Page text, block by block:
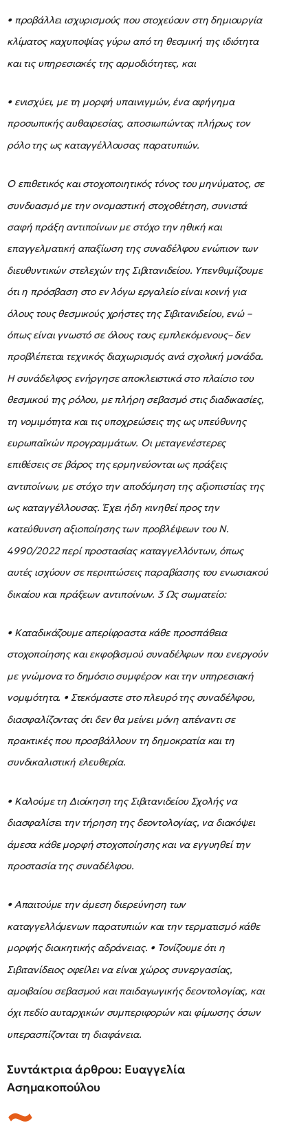
• προβάλλει ισχυρισμούς που στοχεύουν στη δημιουργία
κλίματος καχυποψίας γύρω από τη θεσμική της ιδιότητα
και τις υπηρεσιακές της αρμοδιότητες, και
• ενισχύει, με τη μορφή υπαινιγμών, ένα αφήγημα
προσωπικής αυθαιρεσίας, αποσιωπώντας πλήρως τον
ρόλο της ως καταγγέλλουσας παρατυπιών.
Ο επιθετικός και στοχοποιητικός τόνος του μηνύματος, σε
συνδυασμό με την ονομαστική στοχοθέτηση, συνιστά
σαφή πράξη αντιποίνων με στόχο την ηθική και
επαγγελματική απαξίωση της συναδέλφου ενώπιον των
διευθυντικών στελεχών της Σιβιτανιδείου. Υπενθυμίζουμε
ότι η πρόσβαση στο εν λόγω εργαλείο είναι κοινή για
όλους τους θεσμικούς χρήστες της Σιβιτανιδείου, ενώ –
όπως είναι γνωστό σε όλους τους εμπλεκόμενους– δεν
προβλέπεται τεχνικός διαχωρισμός ανά σχολική μονάδα.
Η συνάδελφος ενήργησε αποκλειστικά στο πλαίσιο του
θεσμικού της ρόλου, με πλήρη σεβασμό στις διαδικασίες,
τη νομιμότητα και τις υποχρεώσεις της ως υπεύθυνης
ευρωπαϊκών προγραμμάτων. Οι μεταγενέστερες
επιθέσεις σε βάρος της ερμηνεύονται ως πράξεις
αντιποίνων, με στόχο την αποδόμηση της αξιοπιστίας της
ως καταγγέλλουσας. Έχει ήδη κινηθεί προς την
κατεύθυνση αξιοποίησης των προβλέψεων του Ν.
4990/2022 περί προστασίας καταγγελλόντων, όπως
αυτές ισχύουν σε περιπτώσεις παραβίασης του ενωσιακού
δικαίου και πράξεων αντιποίνων. 3 Ως σωματείο:
• Καταδικάζουμε απερίφραστα κάθε προσπάθεια
στοχοποίησης και εκφοβισμού συναδέλφων που ενεργούν
με γνώμονα το δημόσιο συμφέρον και την υπηρεσιακή
νομιμότητα. • Στεκόμαστε στο πλευρό της συναδέλφου,
διασφαλίζοντας ότι δεν θα μείνει μόνη απέναντι σε
πρακτικές που προσβάλλουν τη δημοκρατία και τη
συνδικαλιστική ελευθερία.
• Καλούμε τη Διοίκηση της Σιβιτανιδείου Σχολής να
διασφαλίσει την τήρηση της δεοντολογίας, να διακόψει
άμεσα κάθε μορφή στοχοποίησης και να εγγυηθεί την
προστασία της συναδέλφου.
• Απαιτούμε την άμεση διερεύνηση των
καταγγελλόμενων παρατυπιών και την τερματισμό κάθε
μορφής διοικητικής αδράνειας. • Τονίζουμε ότι η
Σιβιτανίδειος οφείλει να είναι χώρος συνεργασίας,
αμοιβαίου σεβασμού και παιδαγωγικής δεοντολογίας, και
όχι πεδίο αυταρχικών συμπεριφορών και φίμωσης όσων
υπερασπίζονται τη διαφάνεια.
Συντάκτρια άρθρου: Ευαγγελία
Ασημακοπούλου